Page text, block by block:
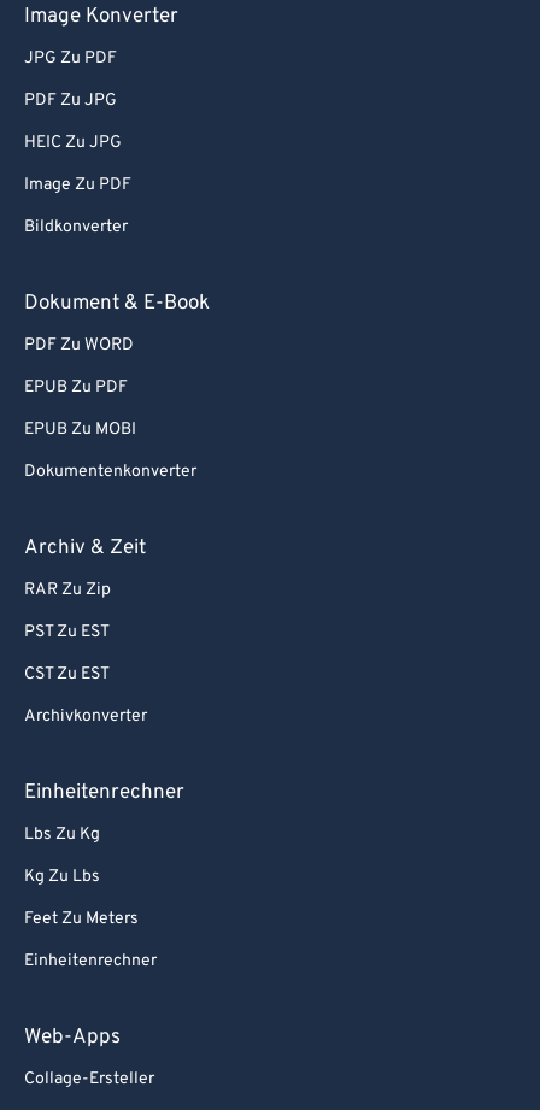
Image Konverter
JPG Zu PDF
PDF Zu JPG
HEIC Zu JPG
Image Zu PDF
Bildkonverter
Dokument & E-Book
PDF Zu WORD
EPUB Zu PDF
EPUB Zu MOBI
Dokumentenkonverter
Archiv & Zeit
RAR Zu Zip
PST Zu EST
CST Zu EST
Archivkonverter
Einheitenrechner
Lbs Zu Kg
Kg Zu Lbs
Feet Zu Meters
Einheitenrechner
Web-Apps
Collage-Ersteller